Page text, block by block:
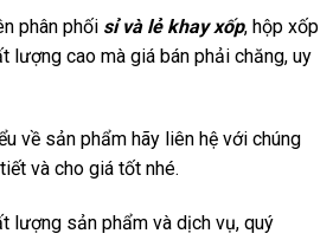
phân phối sỉ và lẻ khay xốp, hộp xốp
lượng cao mà giá bán phải chăng, uy
về sản phẩm hãy liên hệ với chúng
và cho giá tốt nhé.
lượng sản phẩm và dịch vụ, quý